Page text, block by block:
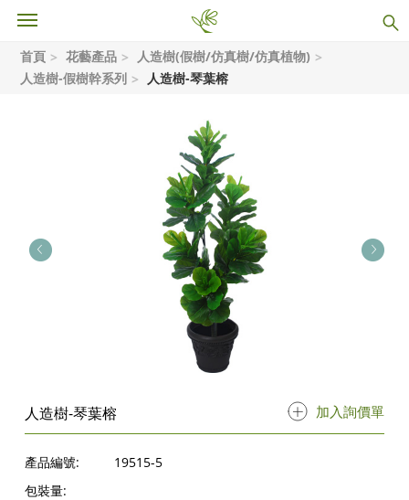
首頁 花藝產品
人造樹(假樹/仿真樹/仿真植物)
人造樹-假樹幹系列
人造樹-琴葉榕
人造樹-琴葉榕 加入詢價單
產品編號:
19515-5
包裝量: